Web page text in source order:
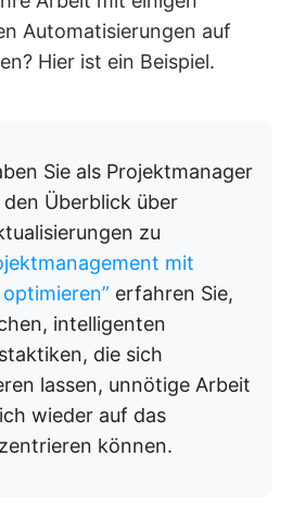
Automatisierungen auf
Hier ist ein Beispiel.
Sie als Projektmanager
Überblick über
zu
mit
erfahren Sie,
intelligenten
die sich
lassen, unnötige Arbeit
wieder auf das
können.